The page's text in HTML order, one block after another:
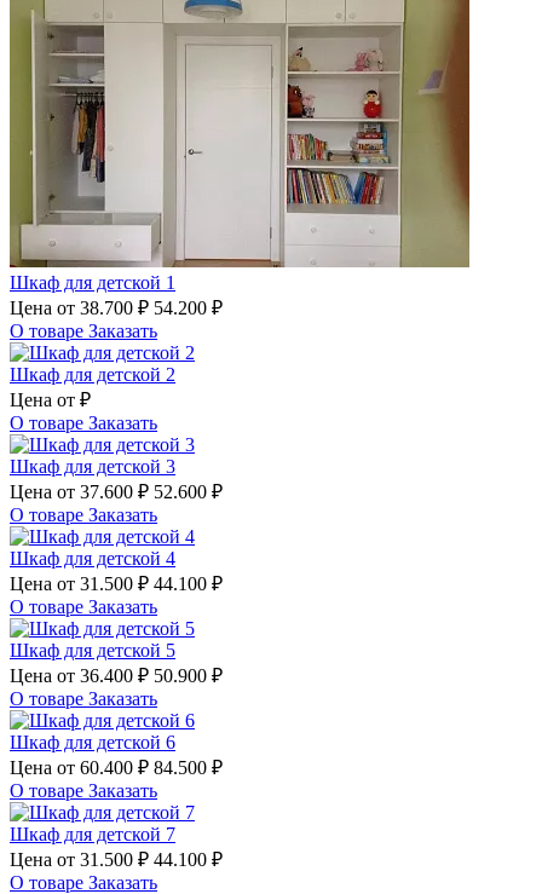
Шкаф для детской 1
Цена от 38.700 ₽ 54.200 ₽
О товаре Заказать
Шкаф для детской 2
Цена от ₽
О товаре Заказать
Шкаф для детской 3
Цена от 37.600 ₽ 52.600 ₽
О товаре Заказать
Шкаф для детской 4
Цена от 31.500 ₽ 44.100 ₽
О товаре Заказать
Шкаф для детской 5
Цена от 36.400 ₽ 50.900 ₽
О товаре Заказать
Шкаф для детской 6
Цена от 60.400 ₽ 84.500 ₽
О товаре Заказать
Шкаф для детской 7
Цена от 31.500 ₽ 44.100 ₽
О товаре Заказать